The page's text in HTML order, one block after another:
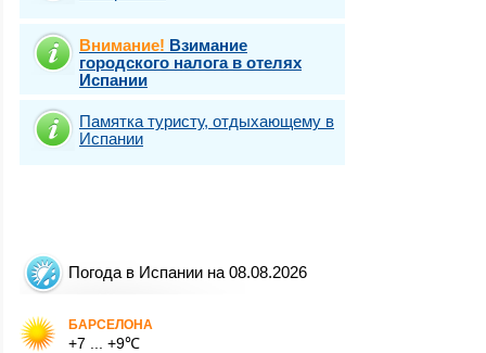
Внимание! Взимание
городского налога в отелях
Испании
Памятка туристу, отдыхающему в
Испании
Погода в Испании на 08.08.2026
БАРСЕЛОНА
+7 ... +9℃